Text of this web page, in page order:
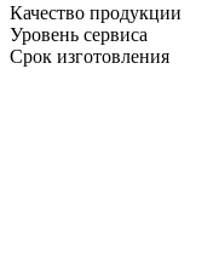
Качество продукции
Уровень сервиса
Срок изготовления